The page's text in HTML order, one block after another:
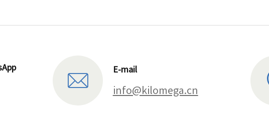
E-mail
info@kilomega.cn